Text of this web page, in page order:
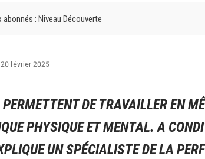
: Niveau Découverte
février 2025
DE TRAVAILLER EN
PHYSIQUE ET MENTAL. A
UN SPÉCIALISTE DE LA